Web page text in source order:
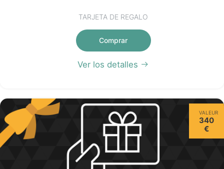
TARJETA DE REGALO
Comprar
Ver los detalles
VALEUR
340
€